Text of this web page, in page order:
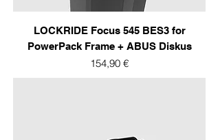
LOCKRIDE Focus 545 BES3 for
PowerPack Frame + ABUS Diskus
Prix
154,90 €